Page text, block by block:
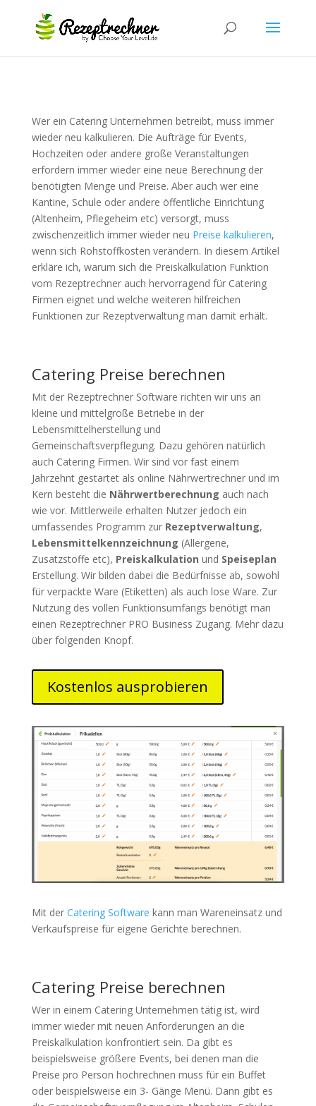
Wer ein Catering Unternehmen betreibt, muss immer
wieder neu kalkulieren. Die Aufträge für Events,
Hochzeiten oder andere große Veranstaltungen
erfordern immer wieder eine neue Berechnung der
benötigten Menge und Preise. Aber auch wer eine
Kantine, Schule oder andere öffentliche Einrichtung
(Altenheim, Pflegeheim etc) versorgt, muss
zwischenzeitlich immer wieder neu Preise kalkulieren,
wenn sich Rohstoffkosten verändern. In diesem Artikel
erkläre ich, warum sich die Preiskalkulation Funktion
vom Rezeptrechner auch hervorragend für Catering
Firmen eignet und welche weiteren hilfreichen
Funktionen zur Rezeptverwaltung man damit erhält.
Catering Preise berechnen
Mit der Rezeptrechner Software richten wir uns an
kleine und mittelgroße Betriebe in der
Lebensmittelherstellung und
Gemeinschaftsverpflegung. Dazu gehören natürlich
auch Catering Firmen. Wir sind vor fast einem
Jahrzehnt gestartet als online Nährwertrechner und im
Kern besteht die Nährwertberechnung auch nach
wie vor. Mittlerweile erhalten Nutzer jedoch ein
umfassendes Programm zur Rezeptverwaltung,
Lebensmittelkennzeichnung (Allergene,
Zusatzstoffe etc), Preiskalkulation und Speiseplan
Erstellung. Wir bilden dabei die Bedürfnisse ab, sowohl
für verpackte Ware (Etiketten) als auch lose Ware. Zur
Nutzung des vollen Funktionsumfangs benötigt man
einen Rezeptrechner PRO Business Zugang. Mehr dazu
über folgenden Knopf.
Kostenlos ausprobieren
Mit der Catering Software kann man Wareneinsatz und
Verkaufspreise für eigene Gerichte berechnen.
Catering Preise berechnen
Wer in einem Catering Unternehmen tätig ist, wird
immer wieder mit neuen Anforderungen an die
Preiskalkulation konfrontiert sein. Da gibt es
beispielsweise größere Events, bei denen man die
Preise pro Person hochrechnen muss für ein Buffet
oder beispielsweise ein 3- Gänge Menü. Dann gibt es